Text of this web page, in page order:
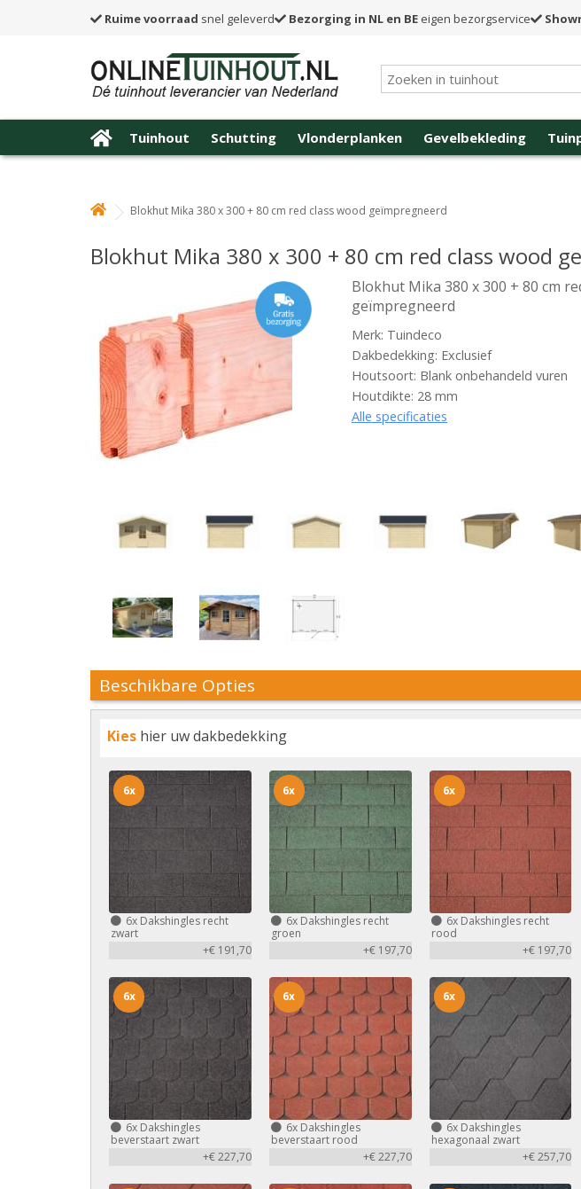
Ruime voorraad snel geleverd Bezorging in NL en BE eigen bezorgservice
Tuinhout Schutting Vlonderplanken Gevelbekleding
Blokhut Mika 380 x 300 + 80 cm red class wood geïmpregneerd
Blokhut Mika 380 x 300 + 80 cm red class wood
Blokhut Mika 380 x 300 + 80 cm
geïmpregneerd
Merk: Tuindeco
Dakbedekking: Exclusief
Houtsoort: Blank onbehandeld vuren
Houtdikte: 28 mm
Alle specificaties
Beschikbare Opties
Kies hier uw dakbedekking
6x Dakshingles recht
zwart
+€ 191,70
6x
6xDakshingles recht
groen
+€ 197,70
6x
6xDakshingles recht
rood
+€ 197,70
6x
6x Dakshingles
beverstaart zwart
+€ 227,70
6x
6xDakshingles
beverstaart rood
+€ 227,70
6x
6xDakshingles
hexagonaal zwart
+€ 257,70
6x